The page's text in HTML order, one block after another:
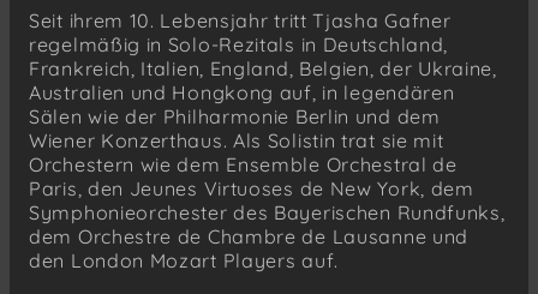
Seit ihrem 10. Lebensjahr tritt Tjasha Gafner
regelmäßig in Solo-Rezitals in Deutschland,
Frankreich, Italien, England, Belgien, der Ukraine,
Australien und Hongkong auf, in legendären
Sälen wie der Philharmonie Berlin und dem
Wiener Konzerthaus. Als Solistin trat sie mit
Orchestern wie dem Ensemble Orchestral de
Paris, den Jeunes Virtuoses de New York, dem
Symphonieorchester des Bayerischen Rundfunks,
dem Orchestre de Chambre de Lausanne und
den London Mozart Players auf.